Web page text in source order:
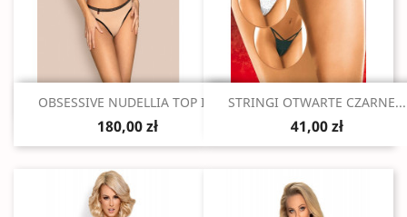
Szybki podgląd
OBSESSIVE NUDELLIA TOP I...
180,00 zł
Szybki podgląd
STRINGI OTWARTE CZARNE...
41,00 zł